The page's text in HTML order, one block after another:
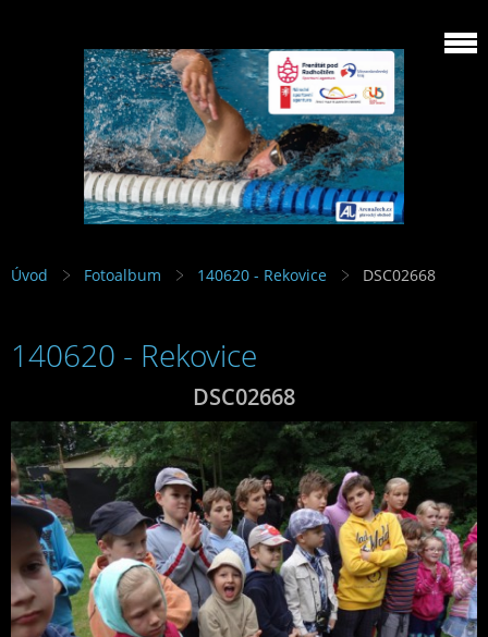
Úvod Fotoalbum 140620 - Rekovice DSC02668
140620 - Rekovice
DSC02668